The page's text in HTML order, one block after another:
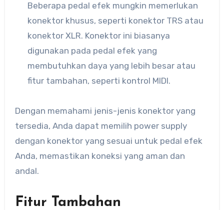
Beberapa pedal efek mungkin memerlukan
konektor khusus, seperti konektor TRS atau
konektor XLR. Konektor ini biasanya
digunakan pada pedal efek yang
membutuhkan daya yang lebih besar atau
fitur tambahan, seperti kontrol MIDI.
Dengan memahami jenis-jenis konektor yang
tersedia, Anda dapat memilih power supply
dengan konektor yang sesuai untuk pedal efek
Anda, memastikan koneksi yang aman dan
andal.
Fitur Tambahan